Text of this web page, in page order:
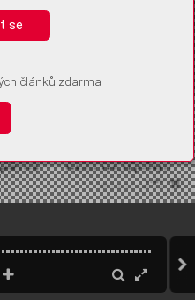
se
článků zdarma